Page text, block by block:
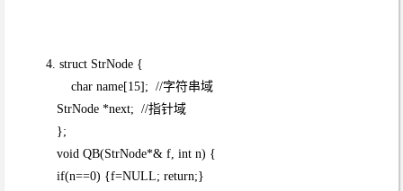
4. struct StrNode {
char name[15]; //字符串域
StrNode *next; //指针域
};
void QB(StrNode*& f, int n) {
if(n==0) {f=NULL; return;}